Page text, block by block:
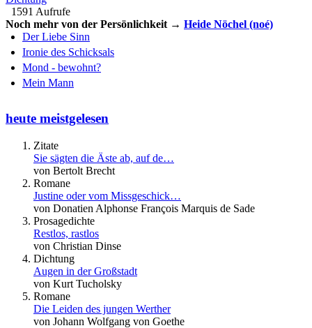
1591 Aufrufe
Noch mehr von der Persönlichkeit → Heide Nöchel (noé)
Der Liebe Sinn
Ironie des Schicksals
Mond - bewohnt?
Mein Mann
heute meistgelesen
Zitate
Sie sägten die Äste ab, auf de…
von Bertolt Brecht
Romane
Justine oder vom Missgeschick…
von Donatien Alphonse François Marquis de Sade
Prosagedichte
Restlos, rastlos
von Christian Dinse
Dichtung
Augen in der Großstadt
von Kurt Tucholsky
Romane
Die Leiden des jungen Werther
von Johann Wolfgang von Goethe